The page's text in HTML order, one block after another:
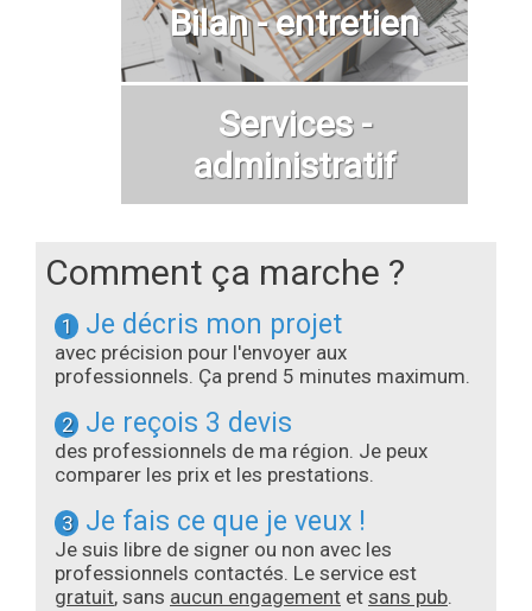
Bilan - entretien
Services -
administratif
Comment ça marche ?
1 Je décris mon projet
avec précision pour l'envoyer aux
professionnels. Ça prend 5 minutes maximum.
2 Je reçois 3 devis
des professionnels de ma région. Je peux
comparer les prix et les prestations.
3 Je fais ce que je veux !
Je suis libre de signer ou non avec les
professionnels contactés. Le service est
gratuit, sans aucun engagement et sans pub.